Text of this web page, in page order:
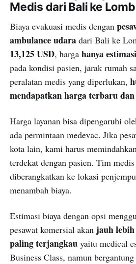
Medis dari Bali ke
Biaya evakuasi medis dengan
ambulance udara dari Bali ke
13,125 USD, harga hanya estimasi
pada kondisi pasien, jarak rumah
peralatan medis yang diperlukan,
mendapatkan harga terbaru
Harga layanan bisa dipengaruhi
ada permintaan medevac. Jika
kota lain, kami harus
terdekat dengan pasien. Tim
diberangkatkan ke lokasi
menambah biaya.
Estimasi biaya dengan opsi
pesawat komersial akan jauh
paling terjangkau yaitu medical
Business Class, namun